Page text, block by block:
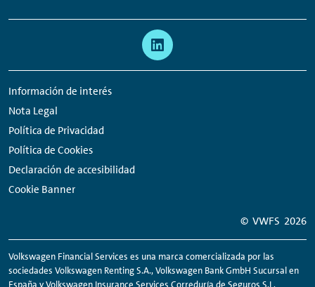
Información de interés
Nota Legal
Política de Privacidad
Política de Cookies
Declaración de accesibilidad
Cookie Banner
redes
sociales
© VWFS 2026
Volkswagen Financial Services es una marca comercializada por las
sociedades Volkswagen RentingS.A., Volkswagen Bank GmbH Sucursal en
España y Volkswagen Insurance Services Correduría de Seguros S.L.